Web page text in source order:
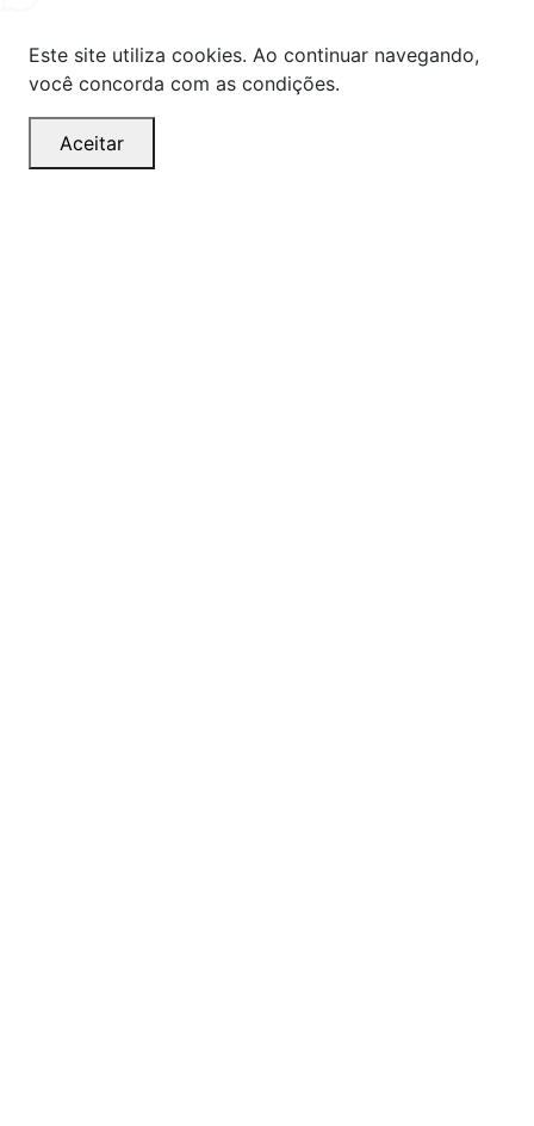
Este site utiliza cookies. Ao continuar navegando,
você concorda com as condições.
Aceitar